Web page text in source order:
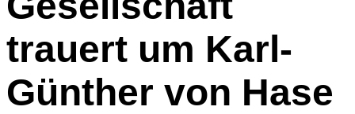
trauert um Karl-
Günther von Hase